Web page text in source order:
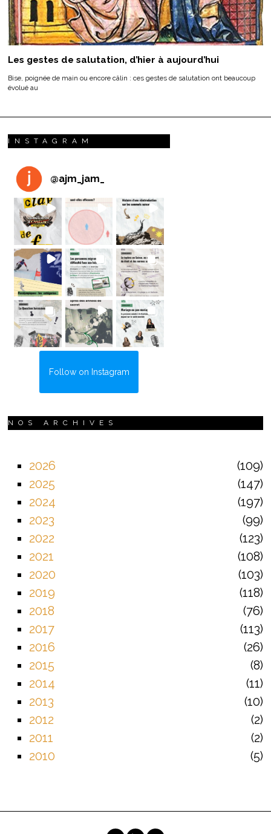
Les gestes de salutation, d’hier à aujourd’hui
Bise, poignée de main ou encore câlin : ces gestes de salutation ont beaucoup
évolué au
INSTAGRAM
@ajm_jam_
Follow on Instagram
NOS ARCHIVES
2026
109
2025
147
2024
197
2023
99
2022
123
2021
108
2020
103
2019
118
2018
76
2017
113
2016
26
2015
8
2014
11
2013
10
2012
2
2011
2
2010
5